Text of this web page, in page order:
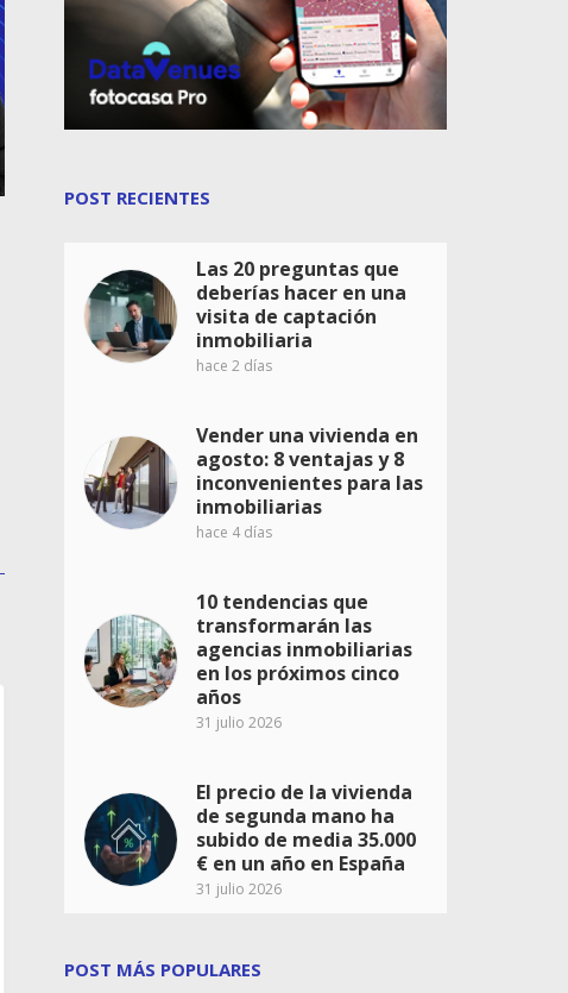
POST RECIENTES
Las 20 preguntas que
deberías hacer en una
visita de captación
inmobiliaria
hace 2 días
Vender una vivienda en
agosto: 8 ventajas y 8
inconvenientes para las
inmobiliarias
hace 4 días
10 tendencias que
transformarán las
agencias inmobiliarias
en los próximos cinco
años
31 julio 2026
El precio de la vivienda
de segunda mano ha
subido de media 35.000
€ en un año en España
31 julio 2026
POST MÁS POPULARES